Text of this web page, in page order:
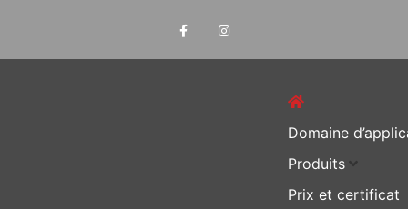
Domaine
Produits
Prix et certificat